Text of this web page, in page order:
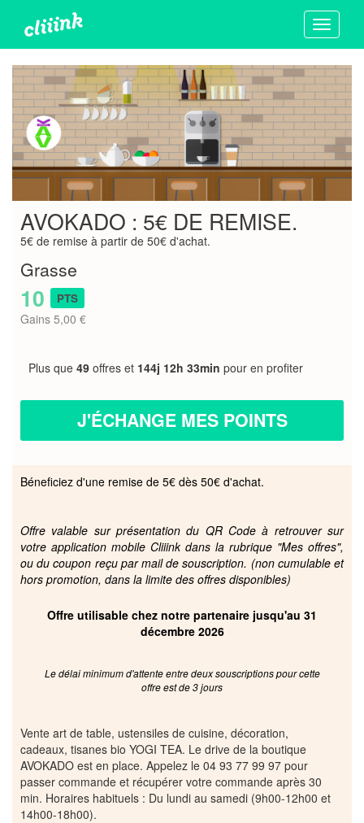
Toggle
AVOKADO : 5€ DE REMISE.
5€ de remise à partir de 50€ d'achat.
Grasse
10 PTS
Gains 5,00 €
Plus que 49 offres et 144j 12h 33min pour en profiter
J'ÉCHANGE MES POINTS
Béneficiez d'une remise de 5€ dès 50€ d'achat.
Offre valable sur présentation du QR Code à retrouver sur
votre application mobile Cliiink dans la rubrique "Mes offres",
ou du coupon reçu par mail de souscription. (non cumulable et
hors promotion, dans la limite des offres disponibles)
Offre utilisable chez notre partenaire jusqu'au 31
décembre 2026
Le délai minimum d'attente entre deux souscriptions pour cette
offre est de 3 jours
Vente art de table, ustensiles de cuisine, décoration,
cadeaux, tisanes bio YOGI TEA. Le drive de la boutique
AVOKADO est en place. Appelez le 04 93 77 99 97 pour
passer commande et récupérer votre commande après 30
min. Horaires habituels : Du lundi au samedi (9h00-12h00 et
14h00-18h00).